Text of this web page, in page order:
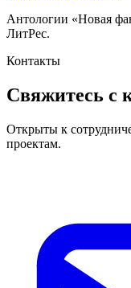
Антологии «Новая
ЛитРес.
Контакты
Свяжитесь с
Открыты к
проектам.